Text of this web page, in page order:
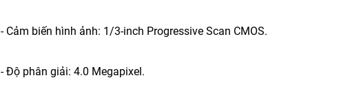
- Cảm biến hình ảnh: 1/3-inch Progressive Scan CMOS.
- Độ phân giải: 4.0 Megapixel.